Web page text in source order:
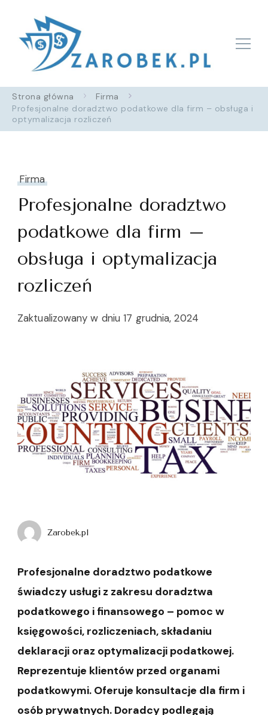
Strona główna
Firma
Profesjonalne doradztwo podatkowe dla firm – obsługa i
optymalizacja rozliczeń
Firma
Profesjonalne doradztwo
podatkowe dla firm –
obsługa i optymalizacja
rozliczeń
Zaktualizowany w dniu17 grudnia, 2024
Zarobek.pl
Profesjonalne doradztwo podatkowe
świadczy usługi z zakresu doradztwa
podatkowego i finansowego – pomoc w
księgowości, rozliczeniach, składaniu
deklaracji oraz optymalizacji podatkowej.
Reprezentuje klientów przed organami
podatkowymi. Oferuje konsultacje dla firm i
osób prywatnych. Doradcy podlegają